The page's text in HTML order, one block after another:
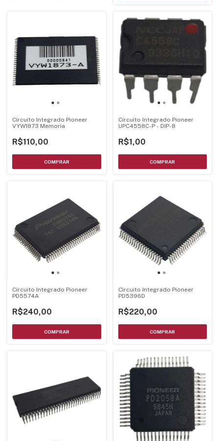
Circuito Integrado Pioneer
VYW1873 Memoria
R$110,00
Circuito Integrado Pioneer
UPC4558C-P - DIP-8
R$1,00
Circuito Integrado Pioneer
PD5574A
R$240,00
Circuito Integrado Pioneer
PD5396D
R$220,00